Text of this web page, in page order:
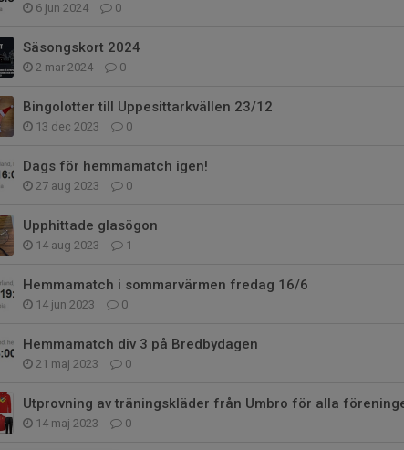
6 jun 2024 0
Säsongskort 2024
2 mar 2024 0
Bingolotter till Uppesittarkvällen 23/12
13 dec 2023 0
Dags för hemmamatch igen!
27 aug 2023 0
Upphittade glasögon
14 aug 2023 1
Hemmamatch i sommarvärmen fredag 16/6
14 jun 2023 0
Hemmamatch div 3 på Bredbydagen
21 maj 2023 0
Utprovning av träningskläder från Umbro för alla
14 maj 2023 0